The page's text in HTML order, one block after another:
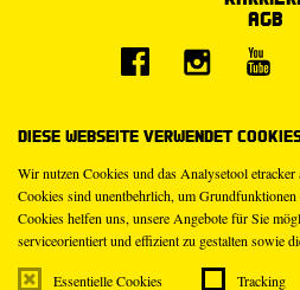
Diese Webseite verwendet
Wir nutzen Cookies und das Analysetool
Cookies sind unentbehrlich, um
Cookies helfen uns, unsere Angebote für Sie
serviceorientiert und effizient zu gestalten sowie
Essentielle Cookies Tracking
AGB